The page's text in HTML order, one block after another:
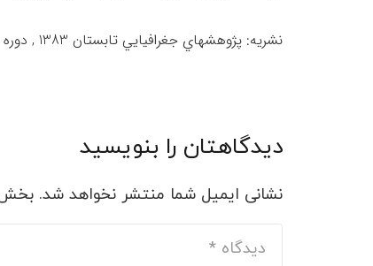
نشریه: پژوهشهاي جغرافيايي تابستان 1383 , دوره 36 , شماره 48
دیدگاهتان را بنویسید
نشانی ایمیل شما منتشر نخواهد شد.